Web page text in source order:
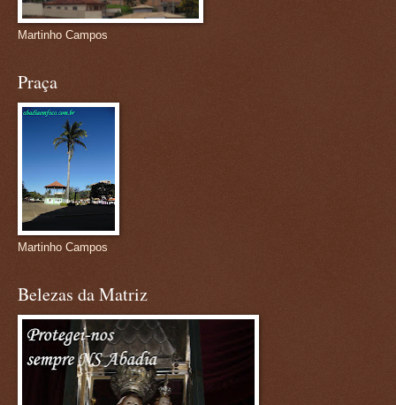
Martinho Campos
Praça
Martinho Campos
Belezas da Matriz